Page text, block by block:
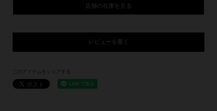
店舗の在庫を見る
レビューを書く
このアイテムをシェアする